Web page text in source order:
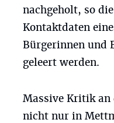
nachgeholt, so
Kontaktdaten
Bürgerinnen und
geleert werden.
Massive Kritik an
nicht nur in